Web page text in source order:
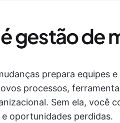
gestão de
prepara equipes
processos,
Sem ela, você
oportunidades perdidas.